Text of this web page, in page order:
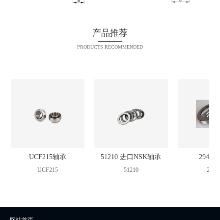
产品推荐
PRODUCTS RECOMMENDED
UCF215轴承
UCF215
51210 进口NSK轴承
51210
29420